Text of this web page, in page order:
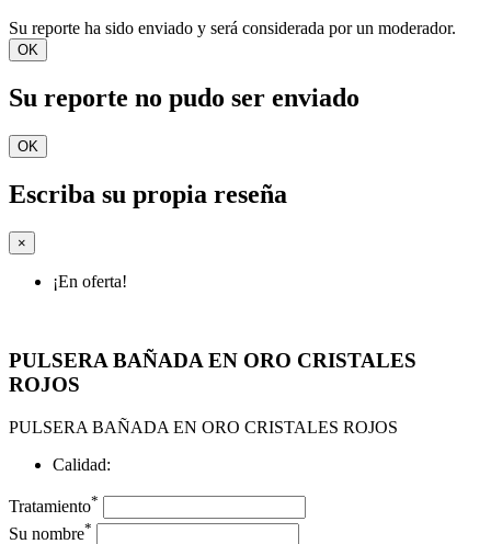
Su reporte ha sido enviado y será considerada por un moderador.
OK
Su reporte no pudo ser enviado
OK
Escriba su propia reseña
×
¡En oferta!
PULSERA BAÑADA EN ORO CRISTALES
ROJOS
PULSERA BAÑADA EN ORO CRISTALES ROJOS
Calidad:
Tratamiento*
Su nombre*